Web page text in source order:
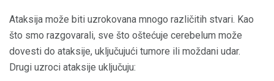
Ataksija može biti uzrokovana mnogo različitih stvari. Kao
što smo razgovarali, sve što oštećuje cerebelum može
dovesti do ataksije, uključujući tumore ili moždani udar.
Drugi uzroci ataksije uključuju: